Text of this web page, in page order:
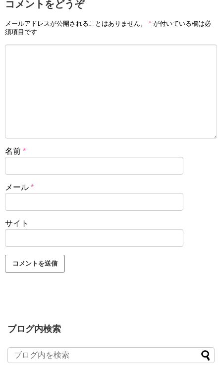
コメントをどうぞ
メールアドレスが公開されることはありません。 * が付いている欄は必
須項目です
名前 *
メール *
サイト
ブログ内検索